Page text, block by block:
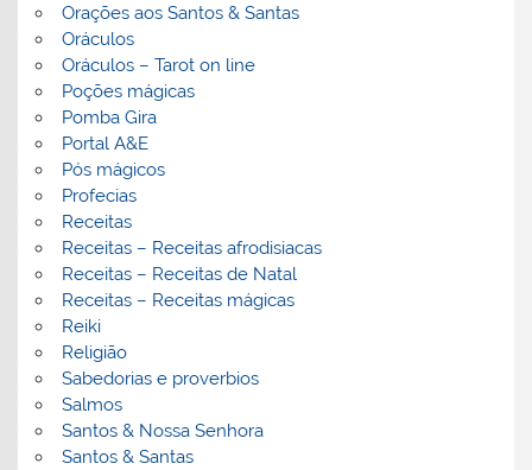
Orações aos Santos & Santas
Oráculos
Oráculos – Tarot on line
Poções mágicas
Pomba Gira
Portal A&E
Pós mágicos
Profecias
Receitas
Receitas – Receitas afrodisiacas
Receitas – Receitas de Natal
Receitas – Receitas mágicas
Reiki
Religião
Sabedorias e proverbios
Salmos
Santos & Nossa Senhora
Santos & Santas